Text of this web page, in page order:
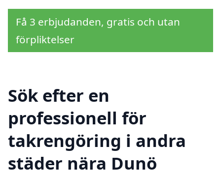
Få 3 erbjudanden, gratis och utan
förpliktelser
Sök efter en
professionell för
takrengöring i andra
städer nära Dunö